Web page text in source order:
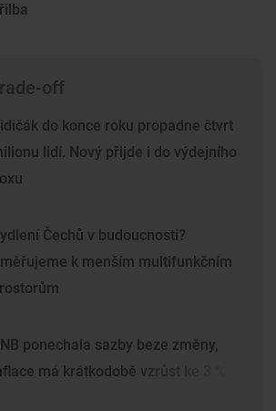
off
do konce roku propadne čtvrt
lidí. Nový přijde i do výdejního
Čechů v budoucnosti?
k menším multifunkčním
ponechala sazby beze změny,
má krátkodobě vzrůst ke 3 %